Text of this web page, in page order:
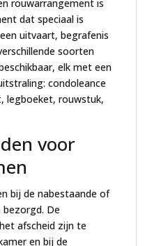
rouwarrangement is
dat speciaal is
uitvaart, begrafenis
soorten
elk met een
condoleance
legboeket, rouwstuk,
voor
bij de nabestaande of
De
afscheid zijn te
en bij de